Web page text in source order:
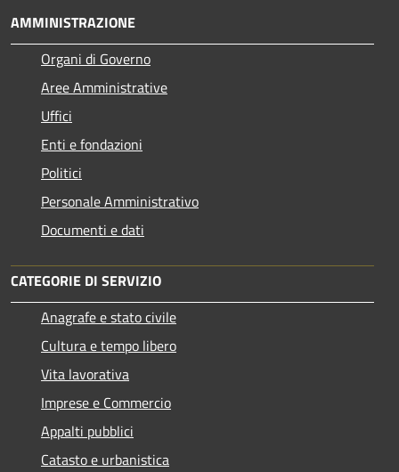
AMMINISTRAZIONE
Organi di Governo
Aree Amministrative
Uffici
Enti e fondazioni
Politici
Personale Amministrativo
Documenti e dati
CATEGORIE DI SERVIZIO
Anagrafe e stato civile
Cultura e tempo libero
Vita lavorativa
Imprese e Commercio
Appalti pubblici
Catasto e urbanistica